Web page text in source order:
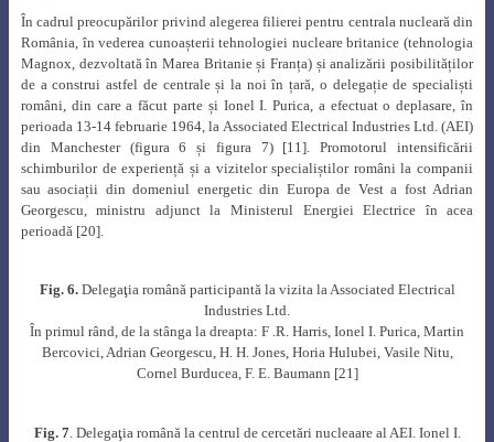
În cadrul preocupărilor privind alegerea filierei pentru centrala nucleară din
România, în vederea cunoașterii tehnologiei nucleare britanice (tehnologia
Magnox, dezvoltată în Marea Britanie și Franța) și analizării posibilităților
de a construi astfel de centrale și la noi în țară, o delegație de specialiști
români, din care a făcut parte și Ionel I. Purica, a efectuat o deplasare, în
perioada 13-14 februarie 1964, la Associated Electrical Industries Ltd. (AEI)
din Manchester (figura 6 și figura 7) [11]. Promotorul intensificării
schimburilor de experiență și a vizitelor specialiștilor români la companii
sau asociații din domeniul energetic din Europa de Vest a fost Adrian
Georgescu, ministru adjunct la Ministerul Energiei Electrice în acea
perioadă [20].
Fig. 6.Delegaţia română participantă la vizita laAssociated Electrical
Industries Ltd.
În primul rând, de la stânga la dreapta: F .R. Harris, Ionel I. Purica, Martin
Bercovici, Adrian Georgescu, H. H. Jones, Horia Hulubei, Vasile Nitu,
Cornel Burducea, F. E. Baumann [21]
Fig. 7. Delegaţia română la centrul de cercetări nucleaare al AEI. Ionel I.